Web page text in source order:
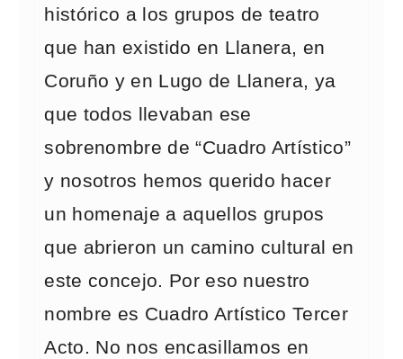
histórico a los grupos de teatro
que han existido en Llanera, en
Coruño y en Lugo de Llanera, ya
que todos llevaban ese
sobrenombre de “Cuadro Artístico”
y nosotros hemos querido hacer
un homenaje a aquellos grupos
que abrieron un camino cultural en
este concejo. Por eso nuestro
nombre es Cuadro Artístico Tercer
Acto. No nos encasillamos en